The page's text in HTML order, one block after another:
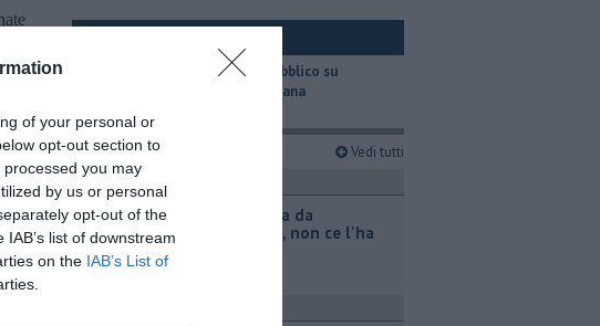
of your personal or
opt-out section to
you may
by us or personal
opt-out of the
list of downstream
on the IAB’s List of
più
Gip
ha
il
​Il trasporto pubblico su
gomma in Toscana
Ultimi articoli Vedi tutti
Cronaca
Contagiata da
legionella, non ce l'ha